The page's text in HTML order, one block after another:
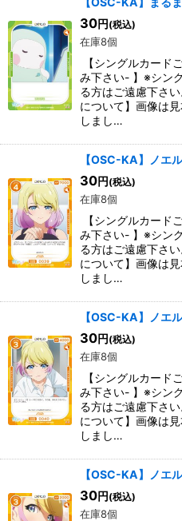
30円 (税込)
在庫8個
【シングルカード
み下さい- 】※シン
る方はご遠慮下さ
について】画像は
しまし…
【OSC-KA】ノエ
30円 (税込)
在庫8個
【シングルカード
み下さい- 】※シン
る方はご遠慮下さ
について】画像は
しまし…
【OSC-KA】ノエ
30円 (税込)
在庫8個
【シングルカード
み下さい- 】※シン
る方はご遠慮下さ
について】画像は
しまし…
【OSC-KA】ノエ
30円 (税込)
在庫8個